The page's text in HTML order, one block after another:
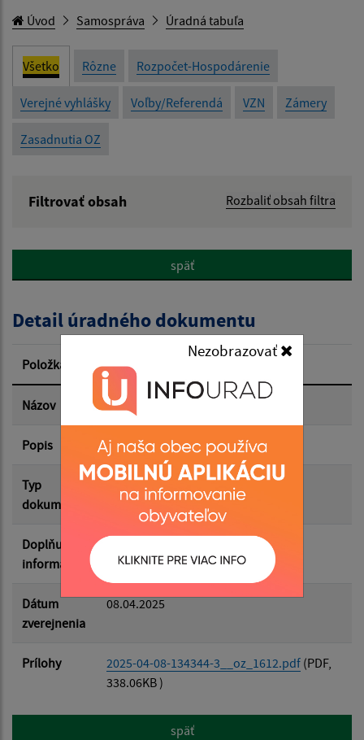
Nezobrazovať
Úvod Samospráva Úradná tabuľa
Všetko Rôzne Rozpočet-Hospodárenie
Verejné vyhlášky Voľby/Referendá VZN Zámery
Zasadnutia OZ
Filtrovať obsah Rozbaliť obsah filtra
Popis:
Dátum zverejnenia od:
Dátum zverejnenia do:
Filtrovať Reset
späť
Detail úradného dokumentu
Položka Informácia
Názov 3. OZ 16.12.2024 - UZNESENIA
Popis
Typ
dokumentu
Zasadnutia OZ
Doplňujúce
informácie
Dátum
zverejnenia
08.04.2025
Prílohy 2025-04-08-134344-3__oz_1612.pdf (PDF,
338.06KB )
späť